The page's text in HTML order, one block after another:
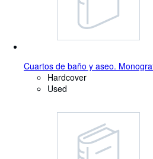
Cuartos de baño y aseo.
Hardcover
Used